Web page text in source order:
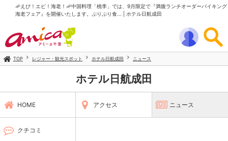
🦐えび！エビ！海老！🦐中国料理「桃李」では、9月限定で『満腹ランチオーダーバイキング
海老フェア』を開催いたします。ぷりぷり食... | ホテル日航成田
TOP レジャー・観光スポット ホテル日航成田 ニュース
ホテル日航成田
HOME アクセス ニュース
クチコミ